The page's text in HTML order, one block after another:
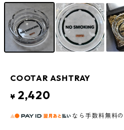
COOTAR ASHTRAY
¥ 2,420
なら 手数料無料の